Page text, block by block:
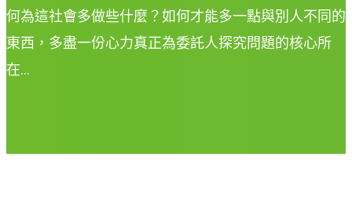
何為這社會多做些什麼？如何才能多一點與別人不同的
東西，多盡一份心力真正為委託人探究問題的核心所
在…